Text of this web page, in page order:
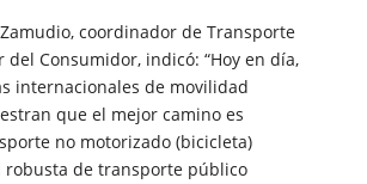
coordinador de Transporte
del Consumidor, indicó: “Hoy en día,
internacionales de movilidad
que el mejor camino es
no motorizado (bicicleta)
robusta de transporte público